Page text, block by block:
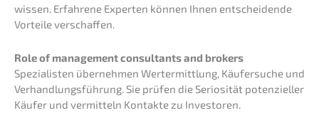
wis­sen. Erfah­re­ne Exper­ten können Ihnen entschei­den­de
Vortei­le verschaffen.
Role of manage­ment consul­tants and brokers
Spezia­lis­ten überneh­men Wertermitt­lung, Käufer­su­che und
Verhand­lungs­füh­rung. Sie prüfen die Serio­si­tät poten­zi­el­ler
Käufer und vermit­teln Kontak­te zu Investoren.